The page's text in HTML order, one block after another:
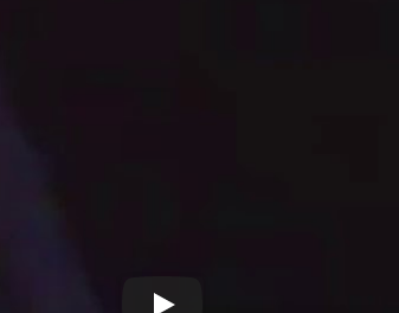
вона розповіла, що у неї “немає